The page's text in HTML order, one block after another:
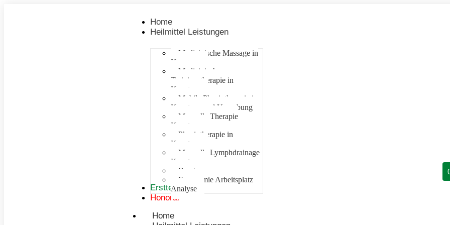
Home
Heilmittel Leistungen
Medizinische Massage in
Konstanz
Medizinische
Trainingstherapie in
Konstanz
Mobile Physiotherapie in
Konstanz und Umgebung
Manuelle Therapie
Konstanz
Physiotherapie in
Konstanz
Manuelle Lymphdrainage
Konstanz
Beratung
Ergonomie Arbeitsplatz
Analyse
Ersttermin
Honorar
Home